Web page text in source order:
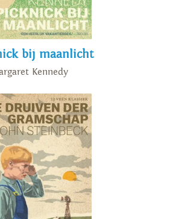
bij maanlicht
Kennedy